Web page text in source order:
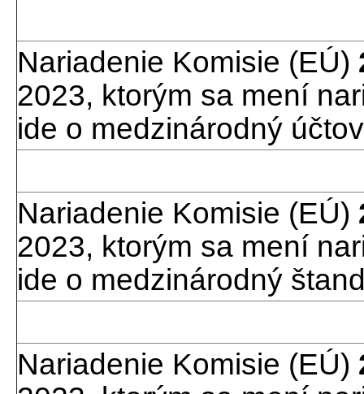
Nariadenie Komisie (EÚ)
2023, ktorým sa mení
ide o medzinárodný
Nariadenie Komisie (EÚ)
2023, ktorým sa mení
ide o medzinárodný
Nariadenie Komisie (EÚ)